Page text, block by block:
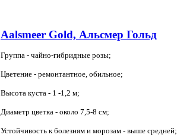
Aalsmeer Gold, Альсмер Гольд
Группа - чайно-гибридные розы;
Цветение - ремонтантное, обильное;
Высота куста - 1 -1,2 м;
Диаметр цветка - около 7,5-8 см;
Устойчивость к болезням и морозам - выше средней;